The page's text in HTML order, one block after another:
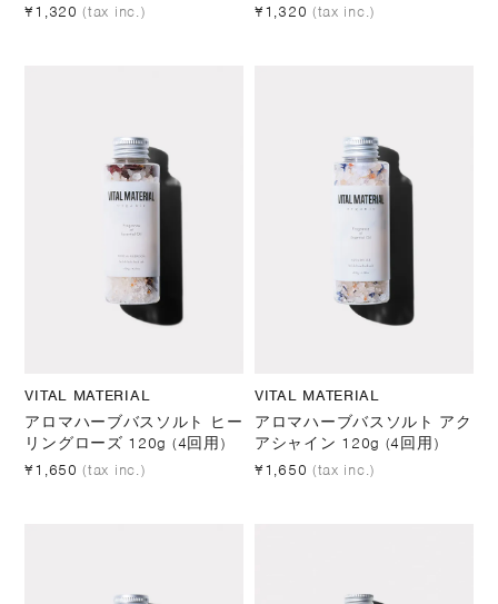
¥1,320 (tax inc.)
¥1,320 (tax inc.)
VITAL MATERIAL
アロマハーブバスソルト ヒー
リングローズ 120g (4回用)
¥1,650 (tax inc.)
VITAL MATERIAL
アロマハーブバスソルト アク
アシャイン 120g (4回用)
¥1,650 (tax inc.)